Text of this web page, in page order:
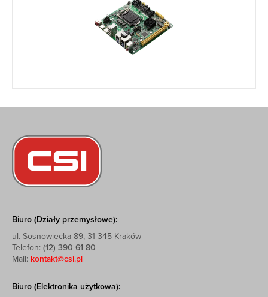
Biuro (Działy przemysłowe):
ul. Sosnowiecka 89, 31-345 Kraków
Telefon: (12) 390 61 80
Mail: kontakt@csi.pl
Biuro (Elektronika użytkowa):